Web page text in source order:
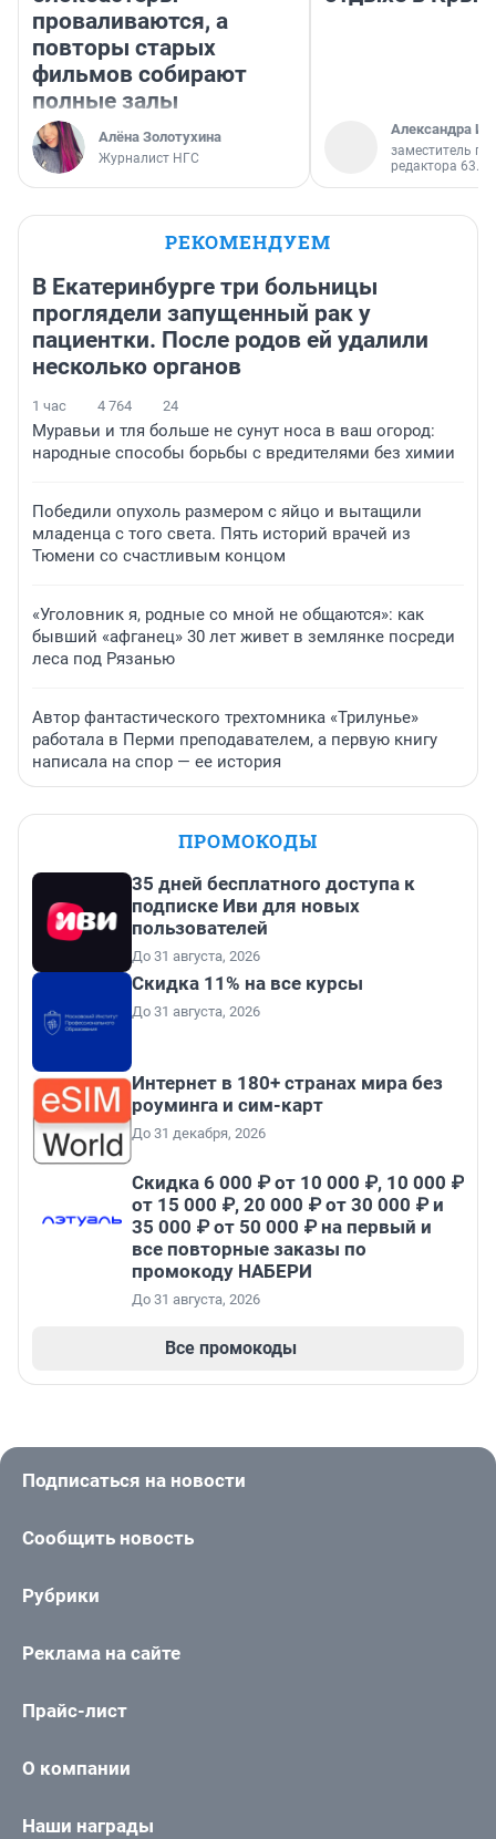
проваливаются, а
повторы старых
фильмов собирают
полные залы
Алёна Золотухина
Журналист НГС
Александра
заместитель
редактора 63.RU
РЕКОМЕНДУЕМ
В Екатеринбурге три больницы
проглядели запущенный рак у
пациентки. После родов ей удалили
несколько органов
1 час 4 764 24
Муравьи и тля больше не сунут носа в ваш огород:
народные способы борьбы с вредителями без химии
Победили опухоль размером с яйцо и вытащили
младенца с того света. Пять историй врачей из
Тюмени со счастливым концом
«Уголовник я, родные со мной не общаются»: как
бывший «афганец» 30 лет живет в землянке посреди
леса под Рязанью
Автор фантастического трехтомника «Трилунье»
работала в Перми преподавателем, а первую книгу
написала на спор — ее история
ПРОМОКОДЫ
35 дней бесплатного доступа к
подписке Иви для новых
пользователей
До 31 августа, 2026
Скидка 11% на все курсы
До 31 августа, 2026
Интернет в 180+ странах мира без
роуминга и сим-карт
До 31 декабря, 2026
Скидка 6 000 ₽ от 10 000 ₽, 10 000 ₽
от 15 000 ₽, 20 000 ₽ от 30 000 ₽ и
35 000 ₽ от 50 000 ₽ на первый и
все повторные заказы по
промокоду НАБЕРИ
До 31 августа, 2026
Все промокоды
Подписаться на новости
Сообщить новость
Рубрики
Реклама на сайте
Прайс-лист
О компании
Наши награды